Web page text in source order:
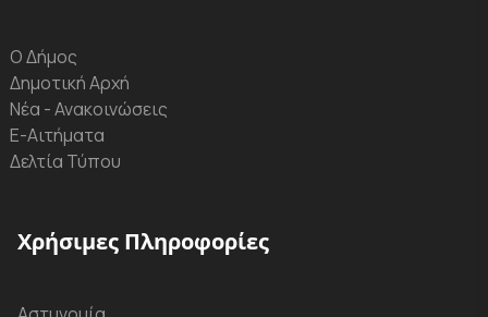
Ο Δήμος
Δημοτική Αρχή
Νέα - Ανακοινώσεις
Ε-Αιτήματα
Δελτία Τύπου
Χρήσιμες Πληροφορίες